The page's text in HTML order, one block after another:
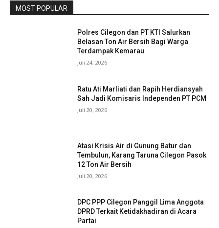
MOST POPULAR
Polres Cilegon dan PT KTI Salurkan
Belasan Ton Air Bersih Bagi Warga
Terdampak Kemarau
Juli 24, 2026
Ratu Ati Marliati dan Rapih Herdiansyah
Sah Jadi Komisaris Independen PT PCM
Juli 20, 2026
Atasi Krisis Air di Gunung Batur dan
Tembulun, Karang Taruna Cilegon Pasok
12 Ton Air Bersih
Juli 20, 2026
DPC PPP Cilegon Panggil Lima Anggota
DPRD Terkait Ketidakhadiran di Acara
Partai